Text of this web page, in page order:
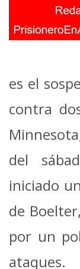
es el
contra
del
iniciado
de
por un
ataques.